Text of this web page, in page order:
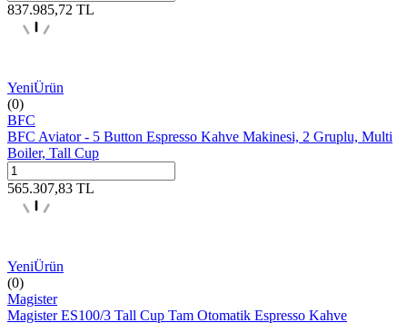
837.985,72 TL
YeniÜrün
(0)
BFC
BFC Aviator - 5 Button Espresso Kahve Makinesi, 2 Gruplu, Multi
Boiler, Tall Cup
565.307,83 TL
YeniÜrün
(0)
Magister
Magister ES100/3 Tall Cup Tam Otomatik Espresso Kahve